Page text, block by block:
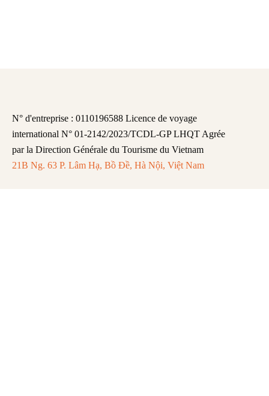
N° d'entreprise : 0110196588 Licence de voyage
international N° 01-2142/2023/TCDL-GP LHQT Agrée
par la Direction Générale du Tourisme du Vietnam
21B Ng. 63 P. Lâm Hạ, Bồ Đề, Hà Nội, Việt Nam